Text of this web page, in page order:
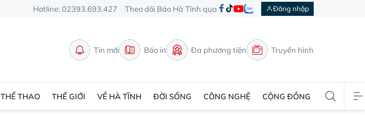
Hotline: 02393.693.427 Theo dõi Báo Hà Tĩnh qua Đăng nhập
Tin mới Báo in Đa phương tiện Truyền hình
THỂ THAO THẾ GIỚI VỀ HÀ TĨNH ĐỜI SỐNG CÔNG NGHỆ CỘNG ĐỒNG